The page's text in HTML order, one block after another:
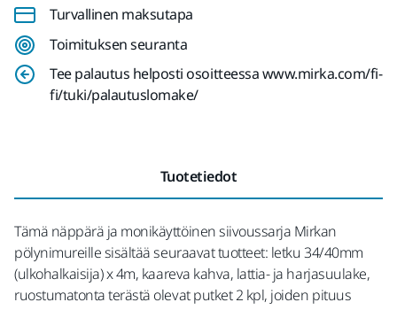
Turvallinen maksutapa
Toimituksen seuranta
Tee palautus helposti osoitteessa www.mirka.com/fi-
fi/tuki/palautuslomake/
Tuotetiedot
Tämä näppärä ja monikäyttöinen siivoussarja Mirkan
pölynimureille sisältää seuraavat tuotteet: letku 34/40mm
(ulkohalkaisija) x 4m, kaareva kahva, lattia- ja harjasuulake,
ruostumatonta terästä olevat putket 2 kpl, joiden pituus